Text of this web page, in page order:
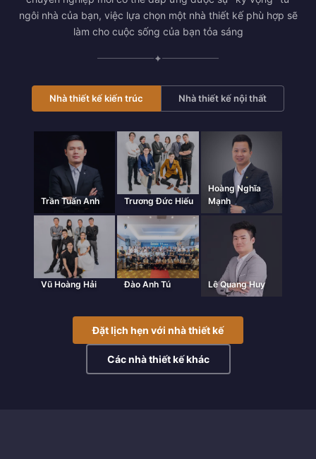
ngôi nhà của bạn, việc lựa chọn một nhà thiết kế phù hợp sẽ
làm cho cuộc sống của bạn tỏa sáng
✦
Nhà thiết kế kiến trúc Nhà thiết kế nội thất
Trần Tuấn Anh Trương Đức Hiếu
Hoàng Nghĩa
Mạnh
Vũ Hoàng Hải Đào Anh Tú Lê Quang Huy
Đặt lịch hẹn với nhà thiết kế
Các nhà thiết kế khác